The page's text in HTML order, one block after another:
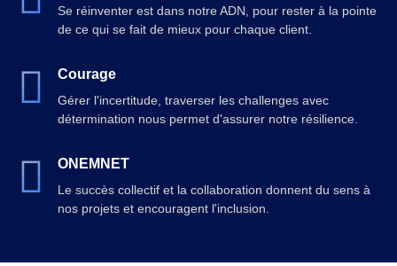
Se réinventer est dans notre ADN, pour rester à la pointe
de ce qui se fait de mieux pour chaque client.
Courage
Gérer l'incertitude, traverser les challenges avec
détermination nous permet d'assurer notre résilience.
ONEMNET
Le succès collectif et la collaboration donnent du sens à
nos projets et encouragent l'inclusion.